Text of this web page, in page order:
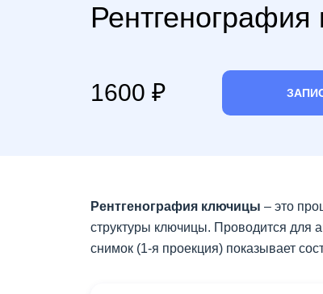
1600 ₽
Рентгенография ключицы – это
структуры ключицы. Проводится для
снимок (1-я проекция) показывает